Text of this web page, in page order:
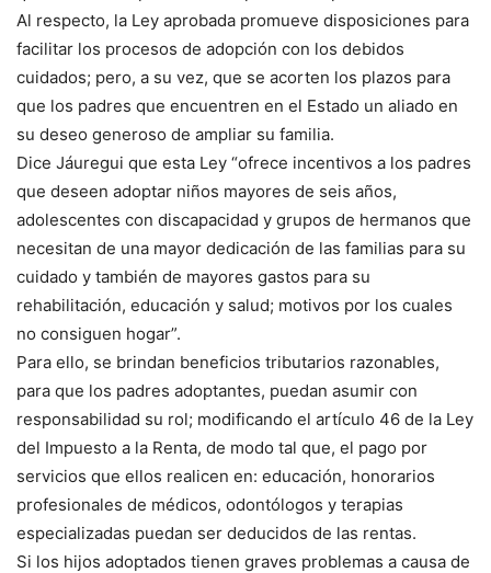
Al respecto, la Ley aprobada promueve disposiciones para
facilitar los procesos de adopción con los debidos
cuidados; pero, a su vez, que se acorten los plazos para
que los padres que encuentren en el Estado un aliado en
su deseo generoso de ampliar su familia.
Dice Jáuregui que esta Ley “ofrece incentivos a los padres
que deseen adoptar niños mayores de seis años,
adolescentes con discapacidad y grupos de hermanos que
necesitan de una mayor dedicación de las familias para su
cuidado y también de mayores gastos para su
rehabilitación, educación y salud; motivos por los cuales
no consiguen hogar”.
Para ello, se brindan beneficios tributarios razonables,
para que los padres adoptantes, puedan asumir con
responsabilidad su rol; modificando el artículo 46 de la Ley
del Impuesto a la Renta, de modo tal que, el pago por
servicios que ellos realicen en: educación, honorarios
profesionales de médicos, odontólogos y terapias
especializadas puedan ser deducidos de las rentas.
Si los hijos adoptados tienen graves problemas a causa de